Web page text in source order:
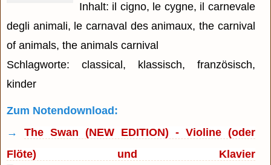
Inhalt: il cigno, le cygne, il carnevale
degli animali, le carnaval des animaux, the carnival
of animals, the animals carnival
Schlagworte: classical, klassisch, französisch,
kinder
Zum Notendownload:
→ The Swan (NEW EDITION) - Violine (oder
Flöte) und Klavier